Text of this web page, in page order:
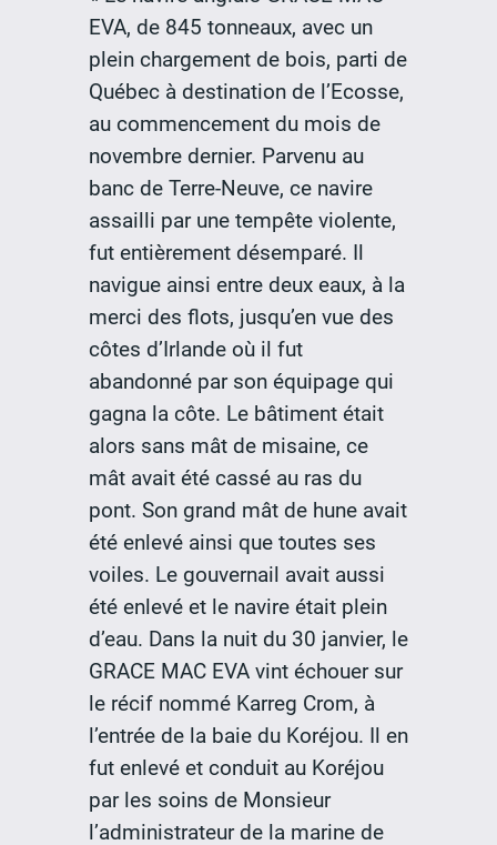
EVA, de 845 tonneaux, avec un
plein chargement de bois, parti de
Québec à destination de l’Ecosse,
au commencement du mois de
novembre dernier. Parvenu au
banc de Terre-Neuve, ce navire
assailli par une tempête violente,
fut entièrement désemparé. Il
navigue ainsi entre deux eaux, à la
merci des flots, jusqu’en vue des
côtes d’Irlande où il fut
abandonné par son équipage qui
gagna la côte. Le bâtiment était
alors sans mât de misaine, ce
mât avait été cassé au ras du
pont. Son grand mât de hune avait
été enlevé ainsi que toutes ses
voiles. Le gouvernail avait aussi
été enlevé et le navire était plein
d’eau. Dans la nuit du 30 janvier, le
GRACE MAC EVA vint échouer sur
le récif nommé Karreg Crom, à
l’entrée de la baie du Koréjou. Il en
fut enlevé et conduit au Koréjou
par les soins de Monsieur
l’administrateur de la marine de